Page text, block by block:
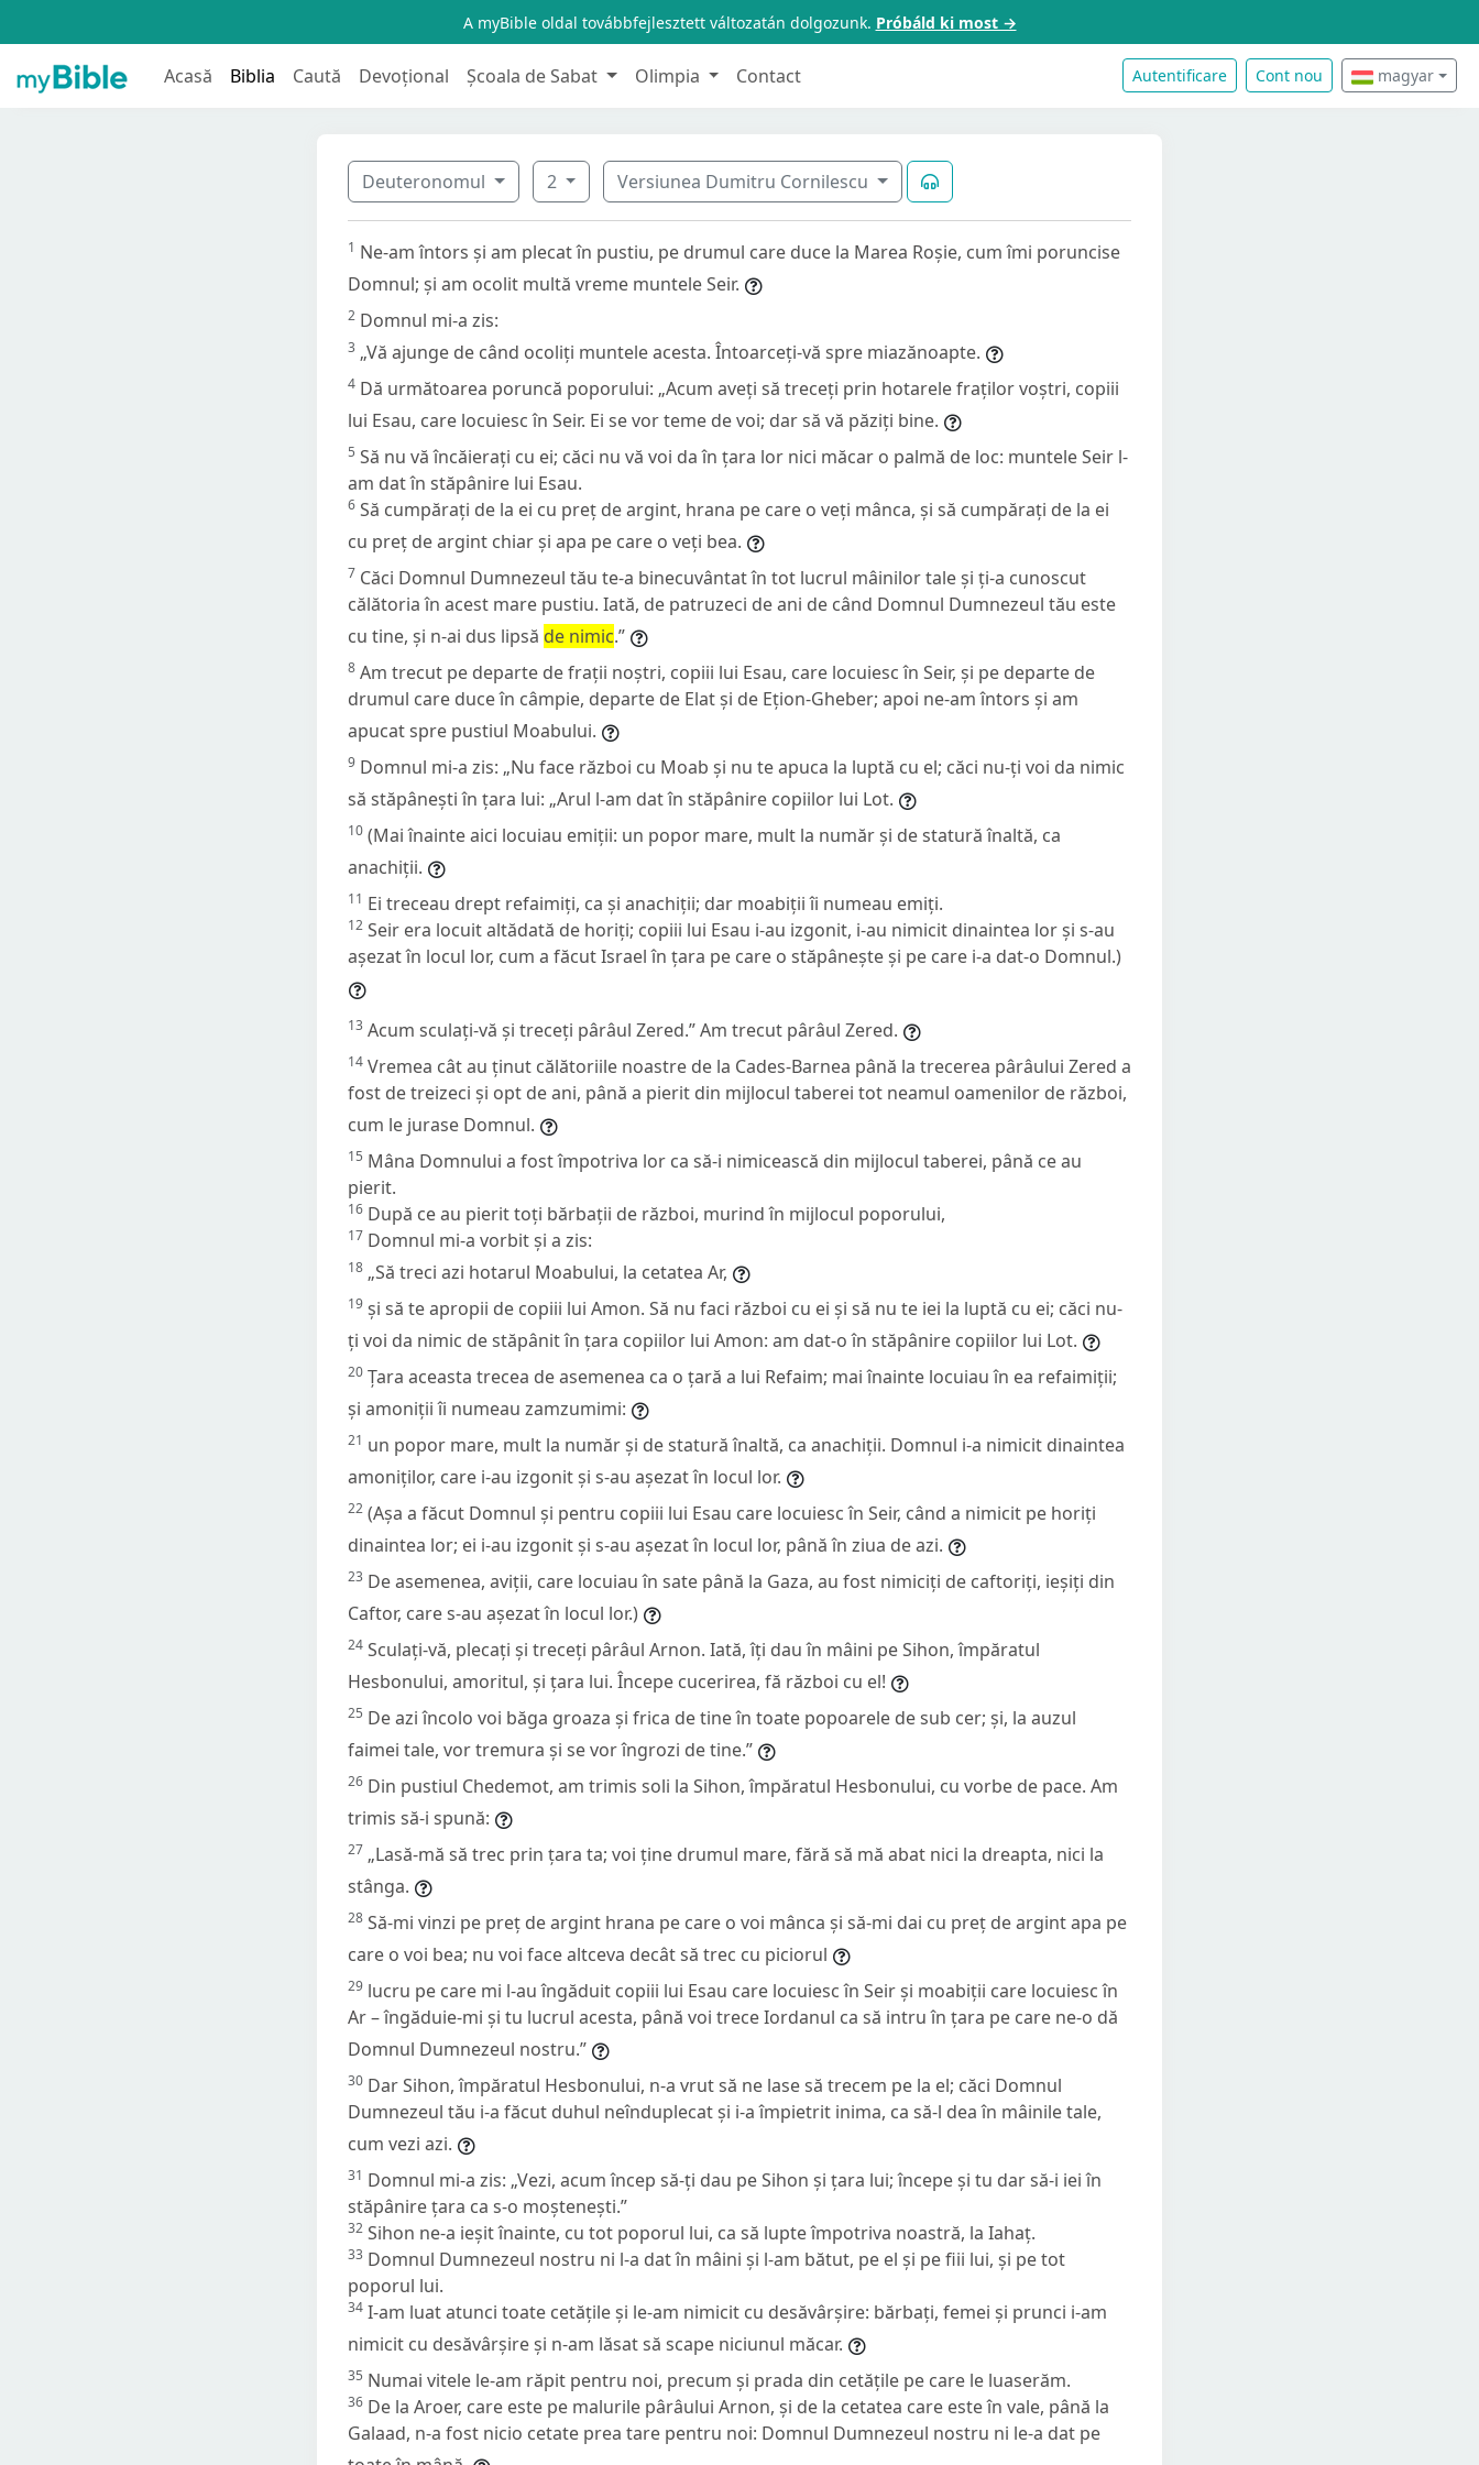
A myBible oldal továbbfejlesztett változatán dolgozunk. Próbáld ki most →
Acasă Biblia Caută Devoțional Școala de Sabat Olimpia Contact Autentificare Cont nou magyar
Deuteronomul 2 Versiunea Dumitru Cornilescu
1 Ne-am întors și am plecat în pustiu, pe drumul care duce la Marea Roșie, cum îmi poruncise
Domnul; și am ocolit multă vreme muntele Seir.
2 Domnul mi-a zis:
3 „Vă ajunge de când ocoliți muntele acesta. Întoarceți-vă spre miazănoapte.
4 Dă următoarea poruncă poporului: „Acum aveți să treceți prin hotarele fraților voștri, copiii
lui Esau, care locuiesc în Seir. Ei se vor teme de voi; dar să vă păziți bine.
5 Să nu vă încăierați cu ei; căci nu vă voi da în țara lor nici măcar o palmă de loc: muntele Seir l-
am dat în stăpânire lui Esau.
6 Să cumpărați de la ei cu preț de argint, hrana pe care o veți mânca, și să cumpărați de la ei
cu preț de argint chiar și apa pe care o veți bea.
7 Căci Domnul Dumnezeul tău te-a binecuvântat în tot lucrul mâinilor tale și ți-a cunoscut
călătoria în acest mare pustiu. Iată, de patruzeci de ani de când Domnul Dumnezeul tău este
cu tine, și n-ai dus lipsă de nimic.”
8 Am trecut pe departe de frații noștri, copiii lui Esau, care locuiesc în Seir, și pe departe de
drumul care duce în câmpie, departe de Elat și de Ețion-Gheber; apoi ne-am întors și am
apucat spre pustiul Moabului.
9 Domnul mi-a zis: „Nu face război cu Moab și nu te apuca la luptă cu el; căci nu-ți voi da nimic
să stăpânești în țara lui: „Arul l-am dat în stăpânire copiilor lui Lot.
10 (Mai înainte aici locuiau emiții: un popor mare, mult la număr și de statură înaltă, ca
anachiții.
11 Ei treceau drept refaimiți, ca și anachiții; dar moabiții îi numeau emiți.
12 Seir era locuit altădată de horiți; copiii lui Esau i-au izgonit, i-au nimicit dinaintea lor și s-au
așezat în locul lor, cum a făcut Israel în țara pe care o stăpânește și pe care i-a dat-o Domnul.)
13 Acum sculați-vă și treceți pârâul Zered.” Am trecut pârâul Zered.
14 Vremea cât au ținut călătoriile noastre de la Cades-Barnea până la trecerea pârâului Zered a
fost de treizeci și opt de ani, până a pierit din mijlocul taberei tot neamul oamenilor de război,
cum le jurase Domnul.
15 Mâna Domnului a fost împotriva lor ca să-i nimicească din mijlocul taberei, până ce au
pierit.
16 După ce au pierit toți bărbații de război, murind în mijlocul poporului,
17 Domnul mi-a vorbit și a zis:
18 „Să treci azi hotarul Moabului, la cetatea Ar,
19 și să te apropii de copiii lui Amon. Să nu faci război cu ei și să nu te iei la luptă cu ei; căci nu-
ți voi da nimic de stăpânit în țara copiilor lui Amon: am dat-o în stăpânire copiilor lui Lot.
20 Țara aceasta trecea de asemenea ca o țară a lui Refaim; mai înainte locuiau în ea refaimiții;
și amoniții îi numeau zamzumimi:
21 un popor mare, mult la număr și de statură înaltă, ca anachiții. Domnul i-a nimicit dinaintea
amoniților, care i-au izgonit și s-au așezat în locul lor.
22 (Așa a făcut Domnul și pentru copiii lui Esau care locuiesc în Seir, când a nimicit pe horiți
dinaintea lor; ei i-au izgonit și s-au așezat în locul lor, până în ziua de azi.
23 De asemenea, aviții, care locuiau în sate până la Gaza, au fost nimiciți de caftoriți, ieșiți din
Caftor, care s-au așezat în locul lor.)
24 Sculați-vă, plecați și treceți pârâul Arnon. Iată, îți dau în mâini pe Sihon, împăratul
Hesbonului, amoritul, și țara lui. Începe cucerirea, fă război cu el!
25 De azi încolo voi băga groaza și frica de tine în toate popoarele de sub cer; și, la auzul
faimei tale, vor tremura și se vor îngrozi de tine.”
26 Din pustiul Chedemot, am trimis soli la Sihon, împăratul Hesbonului, cu vorbe de pace. Am
trimis să-i spună:
27 „Lasă-mă să trec prin țara ta; voi ține drumul mare, fără să mă abat nici la dreapta, nici la
stânga.
28 Să-mi vinzi pe preț de argint hrana pe care o voi mânca și să-mi dai cu preț de argint apa pe
care o voi bea; nu voi face altceva decât să trec cu piciorul
29 lucru pe care mi l-au îngăduit copiii lui Esau care locuiesc în Seir și moabiții care locuiesc în
Ar – îngăduie-mi și tu lucrul acesta, până voi trece Iordanul ca să intru în țara pe care ne-o dă
Domnul Dumnezeul nostru.”
30 Dar Sihon, împăratul Hesbonului, n-a vrut să ne lase să trecem pe la el; căci Domnul
Dumnezeul tău i-a făcut duhul neînduplecat și i-a împietrit inima, ca să-l dea în mâinile tale,
cum vezi azi.
31 Domnul mi-a zis: „Vezi, acum încep să-ți dau pe Sihon și țara lui; începe și tu dar să-i iei în
stăpânire țara ca s-o moștenești.”
32 Sihon ne-a ieșit înainte, cu tot poporul lui, ca să lupte împotriva noastră, la Iahaț.
33 Domnul Dumnezeul nostru ni l-a dat în mâini și l-am bătut, pe el și pe fiii lui, și pe tot
poporul lui.
34 I-am luat atunci toate cetățile și le-am nimicit cu desăvârșire: bărbați, femei și prunci i-am
nimicit cu desăvârșire și n-am lăsat să scape niciunul măcar.
35 Numai vitele le-am răpit pentru noi, precum și prada din cetățile pe care le luaserăm.
36 De la Aroer, care este pe malurile pârâului Arnon, și de la cetatea care este în vale, până la
Galaad, n-a fost nicio cetate prea tare pentru noi: Domnul Dumnezeul nostru ni le-a dat pe